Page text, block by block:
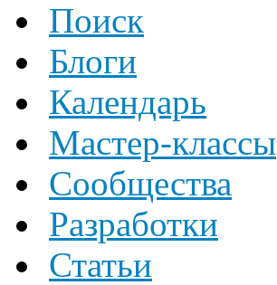
Поиск
Блоги
Календарь
Мастер-классы
Сообщества
Разработки
Статьи